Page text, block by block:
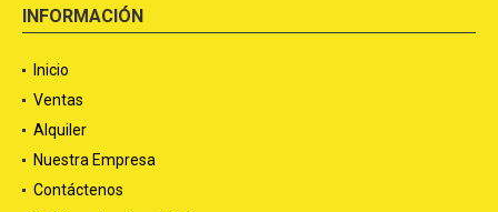
INFORMACIÓN
Inicio
Ventas
Alquiler
Nuestra Empresa
Contáctenos